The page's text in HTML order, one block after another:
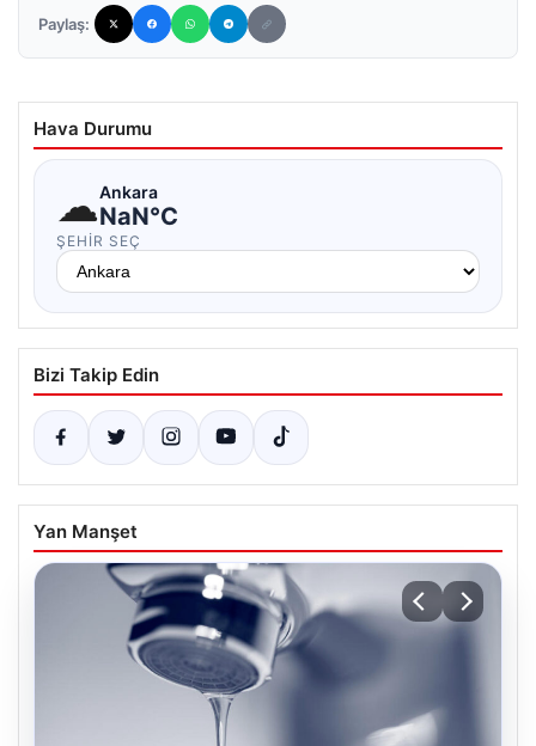
Paylaş:
Hava Durumu
☁Ankara
NaN°C
ŞEHIR SEÇ
Bizi Takip Edin
Yan Manşet